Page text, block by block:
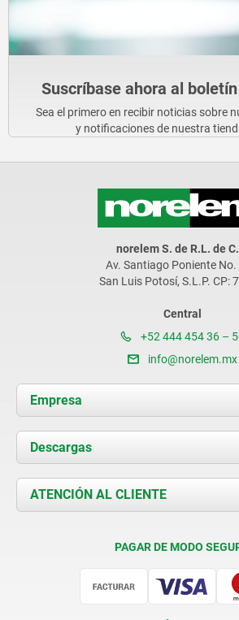
Suscríbase ahora al
Sea el primero en recibir noticias sobre
y notificaciones de nuestra
norelem S. de R.L. de
Av. Santiago Poniente
San Luis Potosí, S.L.P. CP:
Central
+52 444 454 36 –
info@norelem.mx
Empresa
Acerca de nosotros
Novedades
Contacto
Descargas
Documents
ATENCIÓN AL CLIENTE
PAGAR DE MODO